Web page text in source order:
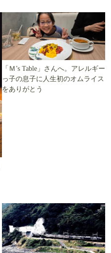
「Ｍ’s Table」さんへ。アレルギー
っ子の息子に人生初のオムライス
をありがとう